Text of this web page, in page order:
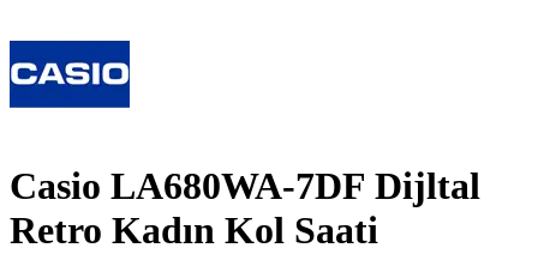
Casio LA680WA-7DF Dijltal
Retro Kadın Kol Saati